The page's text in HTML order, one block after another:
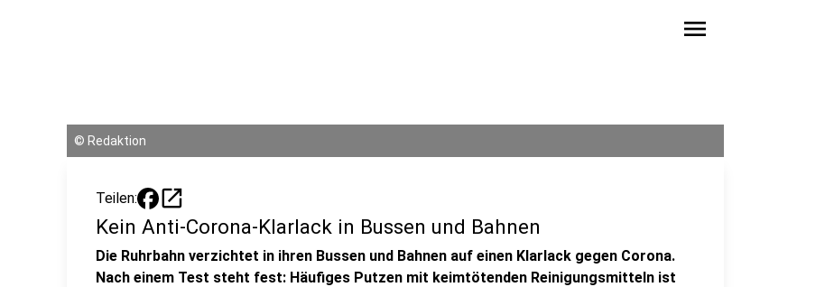
menu
© Redaktion
Teilen: open_in_new
Kein Anti-Corona-Klarlack in Bussen und Bahnen
Die Ruhrbahn verzichtet in ihren Bussen und Bahnen auf einen Klarlack gegen Corona.
Nach einem Test steht fest: Häufiges Putzen mit keimtötenden Reinigungsmitteln ist